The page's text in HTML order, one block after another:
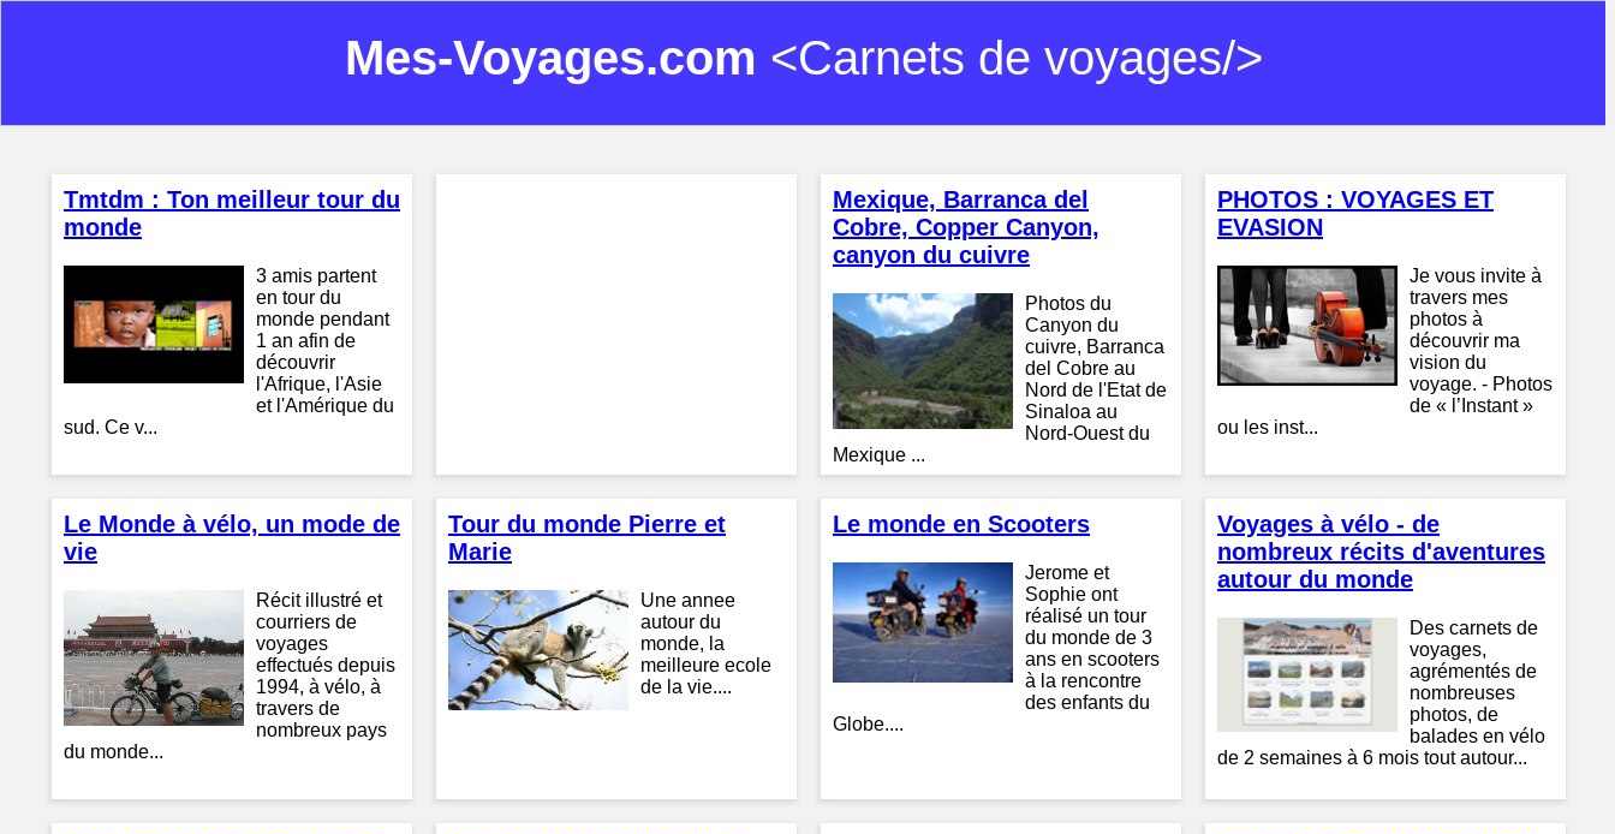
Mes-Voyages.com <Carnets de voyages/>
Tmtdm : Ton meilleur tour du
monde
3 amis partent
en tour du
monde pendant
1 an afin de
découvrir
l'Afrique, l'Asie
et l'Amérique du
sud. Ce v...
Mexique, Barranca del
Cobre, Copper Canyon,
canyon du cuivre
Photos du
Canyon du
cuivre, Barranca
del Cobre au
Nord de l'Etat de
Sinaloa au
Nord-Ouest du
Mexique ...
PHOTOS : VOYAGES ET
EVASION
Je vous invite à
travers mes
photos à
découvrir ma
vision du
voyage. - Photos
de « l’Instant »
ou les inst...
Le Monde à vélo, un mode de
vie
Récit illustré et
courriers de
voyages
effectués depuis
1994, à vélo, à
travers de
nombreux pays
du monde...
Tour du monde Pierre et
Marie
Une annee
autour du
monde, la
meilleure ecole
de la vie....
Le monde en Scooters
Jerome et
Sophie ont
réalisé un tour
du monde de 3
ans en scooters
à la rencontre
des enfants du
Globe....
Voyages à vélo - de
nombreux récits d'aventures
autour du monde
Des carnets de
voyages,
agrémentés de
nombreuses
photos, de
balades en vélo
de 2 semaines à 6 mois tout autour...